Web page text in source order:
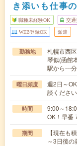
き添いも仕事
職種未経験OK 交通
WEB登録OK 派遣
勤務地
札幌市西区
琴似(函館
駅から---
曜日頻度
週2日～
談ください
時間
9:00～
OK！早番
期間
【現在も
～3日後の